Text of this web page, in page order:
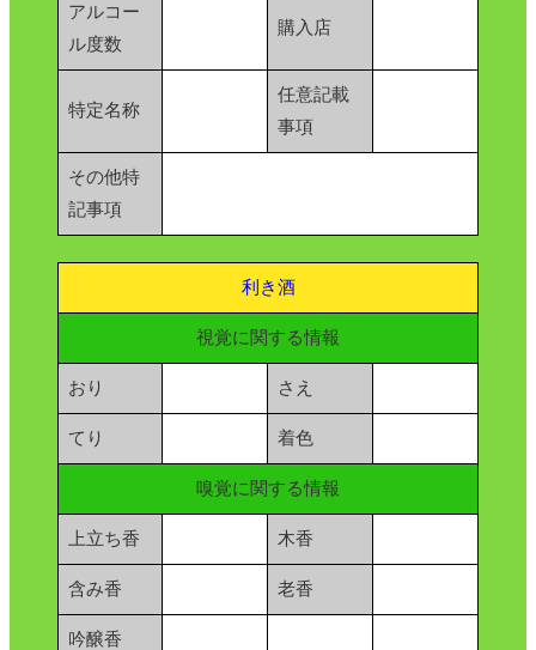
アルコー
ル度数
購入店
特定名称
任意記載
事項
その他特
記事項
利き酒
視覚に関する情報
おり さえ
てり 着色
嗅覚に関する情報
上立ち香 木香
含み香 老香
吟醸香